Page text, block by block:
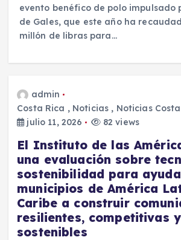
evento benéfico de polo impulsado
de Gales, que este año ha
millón de libras para…
admin
Costa Rica , Noticias , Noticias
julio 11, 2026
82 views
El Instituto de las
una evaluación sobre
sostenibilidad para
municipios de América
Caribe a construir
resilientes, competitivas y
sostenibles